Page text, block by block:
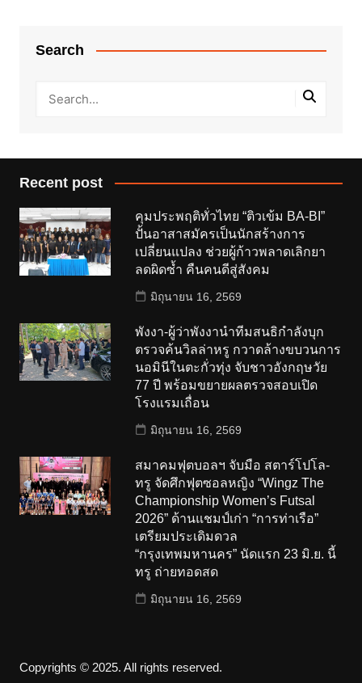
Search
Recent post
คุมประพฤติทั่วไทย “ติวเข้ม BA-BI”
ปั้นอาสาสมัครเป็นนักสร้างการ
เปลี่ยนแปลง ช่วยผู้ก้าวพลาดเลิกยา
ลดผิดซ้ำ คืนคนดีสู่สังคม
มิถุนายน 16, 2569
พังงา-ผู้ว่าพังงานำทีมสนธิกำลังบุก
ตรวจค้นวิลล่าหรู กวาดล้างขบวนการ
นอมินีในตะกั่วทุ่ง จับชาวอังกฤษวัย
77 ปี พร้อมขยายผลตรวจสอบเปิด
โรงแรมเถื่อน
มิถุนายน 16, 2569
สมาคมฟุตบอลฯ จับมือ สตาร์โปโล-
ทรู จัดศึกฟุตซอลหญิง “Wingz The
Championship Women’s Futsal
2026” ด้านแชมป์เก่า “การท่าเรือ”
เตรียมประเดิมดวล
“กรุงเทพมหานคร” นัดแรก 23 มิ.ย. นี้
ทรู ถ่ายทอดสด
มิถุนายน 16, 2569
Copyrights © 2025. All rights reserved.